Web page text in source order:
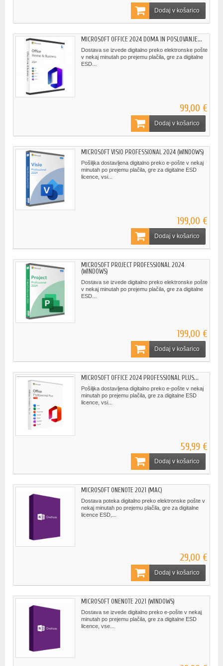
Dodaj v košarico
MICROSOFT OFFICE 2024 DOMA IN POSLOVANJE...
Dostava se izvede digitalno preko elektronske pošte
v nekaj minutah po prejemu plačila, gre za digitalne
ESD...
99,00 €
Dodaj v košarico
MICROSOFT VISIO PROFESSIONAL 2024 (WINDOWS)
Pošiljka dostavljena digitalno preko e-pošte v nekaj
minutah po prejemu plačila, gre za digitalne ESD
licence, vsi...
199,00 €
Dodaj v košarico
MICROSOFT PROJECT PROFESSIONAL 2024
(WINDOWS)
Dostava se izvede digitalno preko elektronske pošte
v nekaj minutah po prejemu plačila, gre za digitalne
ESD...
199,00 €
Dodaj v košarico
MICROSOFT OFFICE 2024 PROFESSIONAL PLUS...
Pošiljka dostavljena digitalno preko e-pošte v nekaj
minutah po prejemu plačila, gre za digitalne ESD
licence, vsi...
59,99 €
Dodaj v košarico
MICROSOFT ONENOTE 2021 (MAC)
Dostava poteka digitalno preko elektronske pošte v
nekaj minutah po prejemu plačila, gre za digitalne
licence ESD,...
29,00 €
Dodaj v košarico
MICROSOFT ONENOTE 2021 (WINDOWS)
Dostava se izvede digitalno preko e-pošte v nekaj
minutah po prejemu plačila, gre za digitalne ESD
licence, vse...